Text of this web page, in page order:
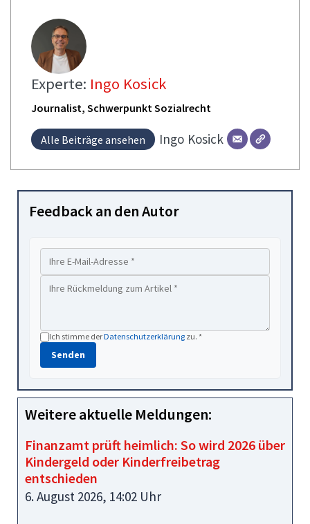
Experte: Ingo Kosick
Journalist, Schwerpunkt Sozialrecht
Alle Beiträge ansehen Ingo Kosick
Feedback an den Autor
Ich stimme derDatenschutzerklärung zu. *
Senden
Weitere aktuelle Meldungen:
Finanzamt prüft heimlich: So wird 2026 über
Kindergeld oder Kinderfreibetrag
entschieden
6. August 2026, 14:02 Uhr